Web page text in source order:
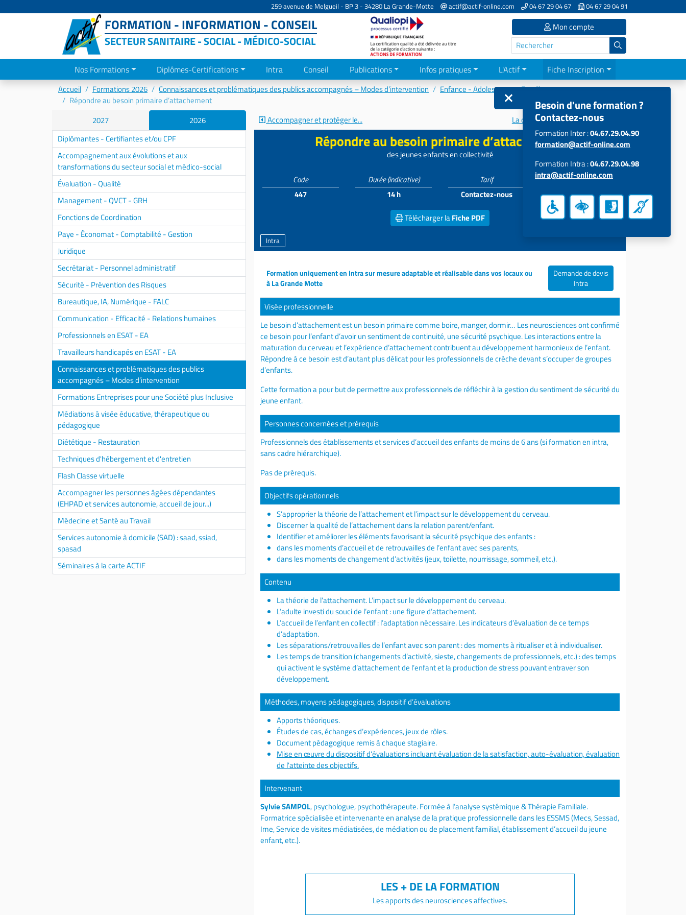
259 avenue de Melgueil - BP 3 - 34280 La Grande-Motte actif@actif-online.com 04 67 29 04 67 04 67 29 04 91
FORMATION - INFORMATION - CONSEIL
SECTEUR SANITAIRE - SOCIAL - MÉDICO-SOCIAL
Mon compte
Nos Formations Diplômes-Certifications Intra Conseil Publications Infos pratiques L'Actif Fiche Inscription
Accueil Formations 2026 Connaissances et problématiques des publics accompagnés – Modes d’intervention
Enfance - Adolescence - Familles
Répondre au besoin primaire d’attachement
2027
2026
Diplômantes - Certifiantes et/ou CPF
Accompagnement aux évolutions et aux
transformations du secteur social et médico-social
Évaluation - Qualité
Management - QVCT - GRH
Fonctions de Coordination
Paye - Économat - Comptabilité - Gestion
Juridique
Secrétariat - Personnel administratif
Sécurité - Prévention des Risques
Bureautique, IA, Numérique - FALC
Communication - Efficacité - Relations humaines
Professionnels en ESAT - EA
Travailleurs handicapés en ESAT - EA
Connaissances et problématiques des publics
accompagnés – Modes d’intervention
Formations Entreprises pour une Société plus Inclusive
Médiations à visée éducative, thérapeutique ou
pédagogique
Diététique - Restauration
Techniques d'hébergement et d'entretien
Flash Classe virtuelle
Accompagner les personnes âgées dépendantes
(EHPAD et services autonomie, accueil de jour...)
Médecine et Santé au Travail
Services autonomie à domicile (SAD) : saad, ssiad,
spasad
Séminaires à la carte ACTIF
Accompagner et protéger le... La dépression chez l’enfant et...
Répondre au besoin primaire d’attachement
des jeunes enfants en collectivité
Code
447
Durée(indicative)
14 h
Tarif
Contactez-nous
Participants
4 à 12
Télécharger laFiche PDF
Intra
Formation uniquement en Intra sur mesure adaptable et réalisable dans vos locaux ou
à La Grande Motte
Demande de devis
Intra
Visée professionnelle
Le besoin d’attachement est un besoin primaire comme boire, manger, dormir… Les neurosciences ont confirmé
ce besoin pour l’enfant d’avoir un sentiment de continuité, une sécurité psychique. Les interactions entre la
maturation du cerveau et l’expérience d’attachement contribuent au développement harmonieux de l’enfant.
Répondre à ce besoin est d’autant plus délicat pour les professionnels de crèche devant s’occuper de groupes
d’enfants.
Cette formation a pour but de permettre aux professionnels de réfléchir à la gestion du sentiment de sécurité du
jeune enfant.
Personnes concernées et prérequis
Professionnels des établissements et services d’accueil des enfants de moins de 6 ans (si formation en intra,
sans cadre hiérarchique).
Pas de prérequis.
Objectifs opérationnels
S’approprier la théorie de l’attachement et l’impact sur le développement du cerveau.
Discerner la qualité de l’attachement dans la relation parent/enfant.
Identifier et améliorer les éléments favorisant la sécurité psychique des enfants :
dans les moments d’accueil et de retrouvailles de l’enfant avec ses parents,
dans les moments de changement d’activités (jeux, toilette, nourrissage, sommeil, etc.).
Contenu
La théorie de l’attachement. L’impact sur le développement du cerveau.
L’adulte investi du souci de l’enfant : une figure d’attachement.
L’accueil de l’enfant en collectif : l’adaptation nécessaire. Les indicateurs d’évaluation de ce temps
d’adaptation.
Les séparations/retrouvailles de l’enfant avec son parent : des moments à ritualiser et à individualiser.
Les temps de transition (changements d’activité, sieste, changements de professionnels, etc.) : des temps
qui activent le système d’attachement de l’enfant et la production de stress pouvant entraver son
développement.
Méthodes, moyens pédagogiques, dispositif d’évaluations
Apports théoriques.
Études de cas, échanges d’expériences, jeux de rôles.
Document pédagogique remis à chaque stagiaire.
Mise en œuvre du dispositif d'évaluations incluant évaluation de la satisfaction, auto-évaluation, évaluation
de l'atteinte des objectifs.
Intervenant
Sylvie SAMPOL, psychologue, psychothérapeute. Formée à l’analyse systémique & Thérapie Familiale.
Formatrice spécialisée et intervenante en analyse de la pratique professionnelle dans les ESSMS (Mecs, Sessad,
Ime, Service de visites médiatisées, de médiation ou de placement familial, établissement d’accueil du jeune
enfant, etc.).
Les apports des neurosciences affectives.
Besoin d'une formation ?
Contactez-nous
Formation Inter :04.67.29.04.90
formation@actif-online.com
Formation Intra :04.67.29.04.98
intra@actif-online.com